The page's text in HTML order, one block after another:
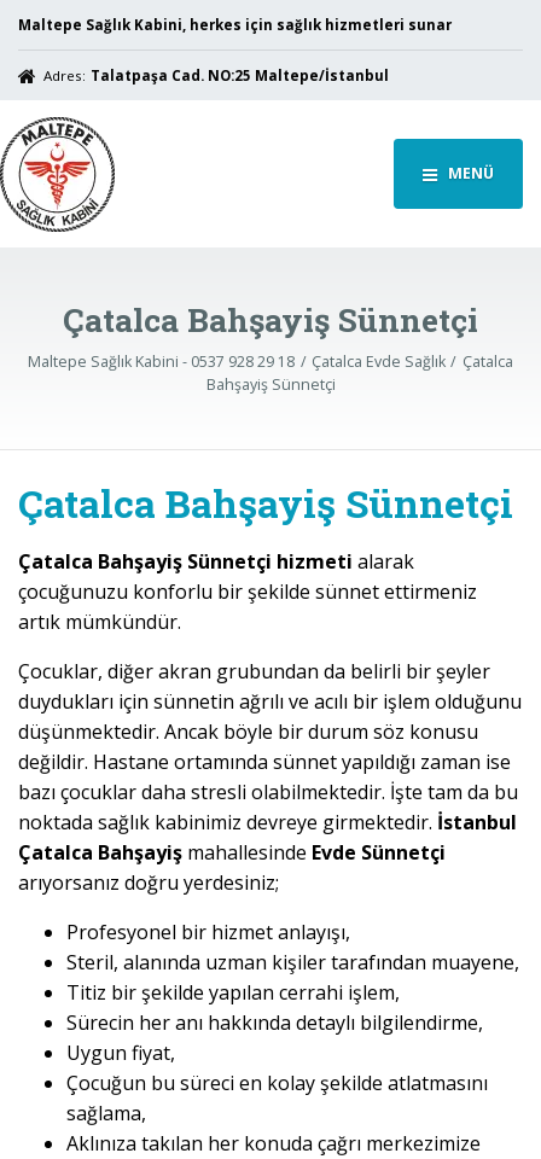
Maltepe Sağlık Kabini, herkes için sağlık hizmetleri sunar
Adres: Talatpaşa Cad. NO:25 Maltepe/İstanbul
MENÜ
Çatalca Bahşayiş Sünnetçi
Maltepe Sağlık Kabini - 0537 928 29 18 Çatalca Evde Sağlık
Çatalca
Bahşayiş Sünnetçi
Çatalca Bahşayiş Sünnetçi
Çatalca Bahşayiş Sünnetçi hizmeti alarak
çocuğunuzu konforlu bir şekilde sünnet ettirmeniz
artık mümkündür.
Çocuklar, diğer akran grubundan da belirli bir şeyler
duydukları için sünnetin ağrılı ve acılı bir işlem olduğunu
düşünmektedir. Ancak böyle bir durum söz konusu
değildir. Hastane ortamında sünnet yapıldığı zaman ise
bazı çocuklar daha stresli olabilmektedir. İşte tam da bu
noktada sağlık kabinimiz devreye girmektedir. İstanbul
Çatalca Bahşayiş mahallesinde Evde Sünnetçi
arıyorsanız doğru yerdesiniz;
Profesyonel bir hizmet anlayışı,
Steril, alanında uzman kişiler tarafından muayene,
Titiz bir şekilde yapılan cerrahi işlem,
Sürecin her anı hakkında detaylı bilgilendirme,
Uygun fiyat,
Çocuğun bu süreci en kolay şekilde atlatmasını
sağlama,
Aklınıza takılan her konuda çağrı merkezimize